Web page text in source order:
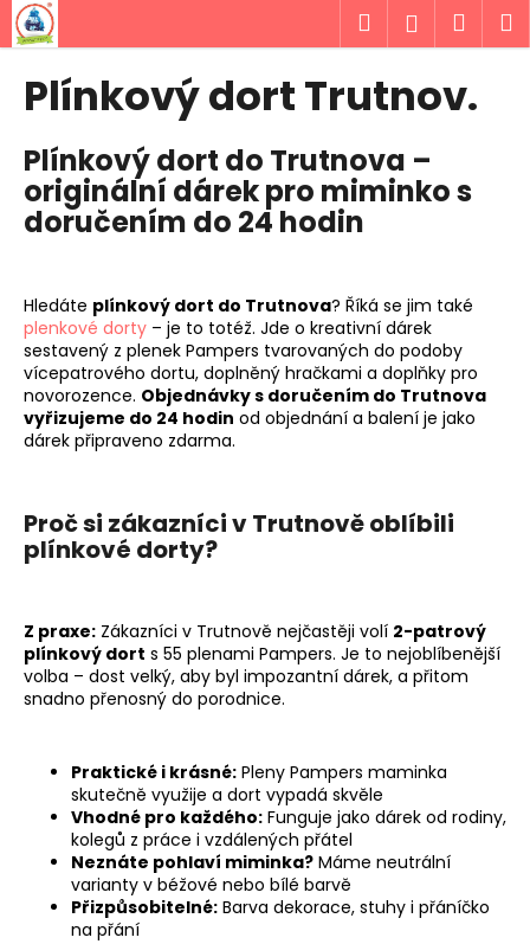
Přejít
na
obsah
Hledat
Plínkový dort Trutnov.
Plínkový dort do Trutnova –
originální dárek pro miminko s
doručením do 24 hodin
Hledáte plínkový dort do Trutnova? Říká se jim také
plenkové dorty – je to totéž. Jde o kreativní dárek
sestavený z plenek Pampers tvarovaných do podoby
vícepatrového dortu, doplněný hračkami a doplňky pro
novorozence. Objednávky s doručením do Trutnova
vyřizujeme do 24 hodin od objednání a balení je jako
dárek připraveno zdarma.
Proč si zákazníci v Trutnově oblíbili
plínkové dorty?
Z praxe: Zákazníci v Trutnově nejčastěji volí 2-patrový
plínkový dort s 55 plenami Pampers. Je to nejoblíbenější
volba – dost velký, aby byl impozantní dárek, a přitom
snadno přenosný do porodnice.
Praktické i krásné: Pleny Pampers maminka
skutečně využije a dort vypadá skvěle
Vhodné pro každého: Funguje jako dárek od rodiny,
kolegů z práce i vzdálených přátel
Neznáte pohlaví miminka? Máme neutrální
varianty v béžové nebo bílé barvě
Přizpůsobitelné: Barva dekorace, stuhy i přáníčko
na přání
K
o
o
p
o
e
b
u
j
e
n
a
í
t
?
HLEDAT